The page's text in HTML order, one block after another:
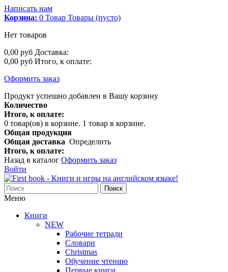
Написать нам
Корзина: 0 Товар Товары (пусто)
Нет товаров
0,00 руб Доставка:
0,00 руб Итого, к оплате:
Оформить заказ
Продукт успешно добавлен в Вашу корзину
Количество
Итого, к оплате:
0 товар(ов) в корзине. 1 товар в корзине.
Общая продукция
Общая доставка Определить
Итого, к оплате:
Назад в каталог Оформить заказ
Войти
Поиск
Меню
Книги
NEW
Рабочие тетради
Словари
Christmas
Обучение чтению
Первые книги